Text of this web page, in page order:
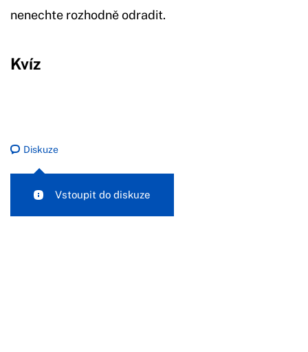
nenechte rozhodně odradit.
Kvíz
Diskuze
Vstoupit do diskuze